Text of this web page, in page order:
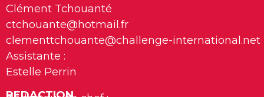
Clément Tchouanté
ctchouante@hotmail.fr
clementtchouante@challenge-international.net
Assistante :
Estelle Perrin